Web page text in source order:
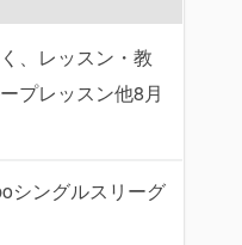
、レッスン・教
プレッスン他8月
シングルスリーグ